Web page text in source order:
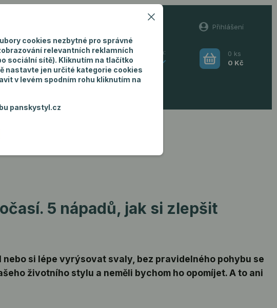
731 292 460 Přihlášení
Hledat
0 ks
0 Kč
zlepšit kondici a prospět svému zdraví
5 nápadů, jak si zlepšit
si lépe vyrýsovat svaly, bez pravidelného pohybu se
životního stylu a neměli bychom ho opomíjet. A to ani
cookies nezbytné pro správné
relevantních reklamních
sociální sítě). Kliknutím na tlačítko
nastavte jen určité kategorie cookies
v levém spodním rohu kliknutím na
panskystyl.cz